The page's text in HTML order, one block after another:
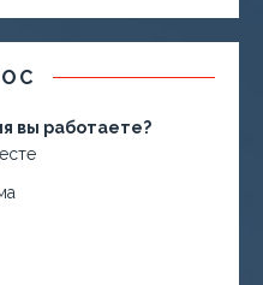
вы работаете?